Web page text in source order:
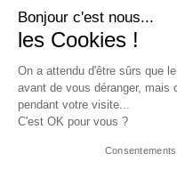
L'abus d'alcool est
avec modération. /
LA CONSOMMATION
FEMMES ENCEINTES. LA
Bonjour c'est nous...
les Cookies !
On a attendu d'être sûrs que
avant de vous déranger, mais
pendant votre visite...
C'est OK pour vous ?